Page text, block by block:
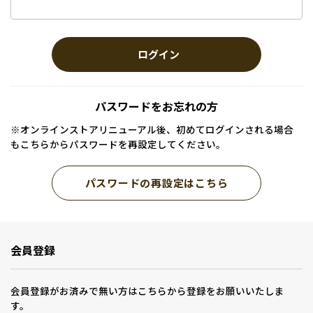
ログイン
パスワードをお忘れの方
※オンラインストアリニューアル後、初めてログインされる場合
もこちらからパスワードを再設定してください。
パスワードの再設定はこちら
会員登録
会員登録がお済みで無い方はこちらから登録をお願いいたしま
す。